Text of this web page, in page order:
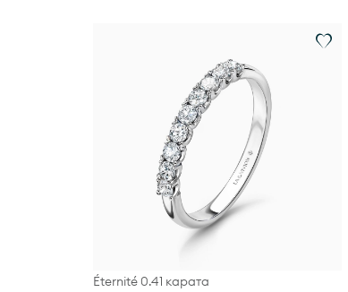
Éternité 0.41 карата